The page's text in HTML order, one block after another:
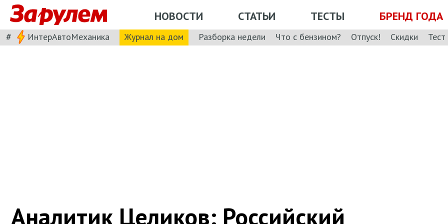
НОВОСТИ СТАТЬИ ТЕСТЫ БРЕНД ГОДА
# ИнтерАвтоМеханика Журнал на дом Разборка недели Что с бензином? Отпуск! Скидки
Аналитик Целиков: Российский